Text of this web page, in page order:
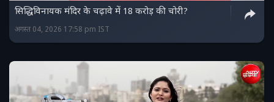
सिद्धिविनायक मंदिर के चढ़ावे में 18 करोड़ की चोरी?
अगस्त 04, 2026 17:58 pm IST